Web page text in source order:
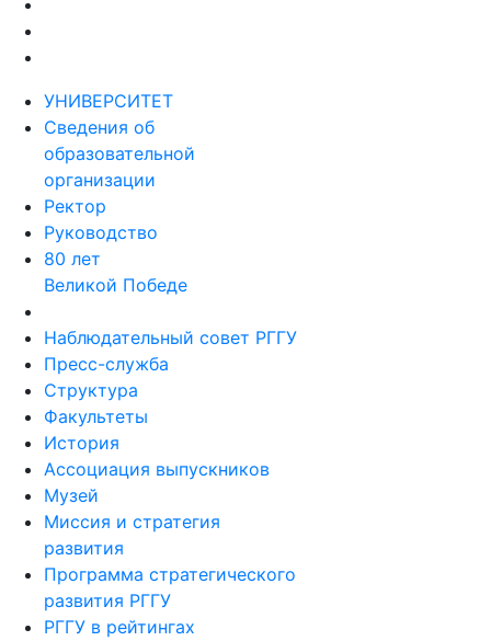
УНИВЕРСИТЕТ
Сведения об
образовательной
организации
Ректор
Руководство
80 лет
Великой Победе
Наблюдательный совет РГГУ
Пресс-служба
Структура
Факультеты
История
Ассоциация выпускников
Музей
Миссия и стратегия
развития
Программа стратегического
развития РГГУ
РГГУ в рейтингах